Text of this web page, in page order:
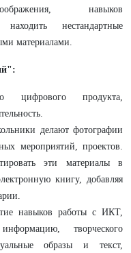
навыков
нестандартные
материалами.
цифрового продукта,
делают фотографии
мероприятий, проектов.
эти материалы в
книгу, добавляя
навыков работы с ИКТ,
творческого
образы и текст,